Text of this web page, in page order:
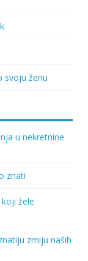
svoju ženu
u nekretnine
znati
žele
zmiju naših